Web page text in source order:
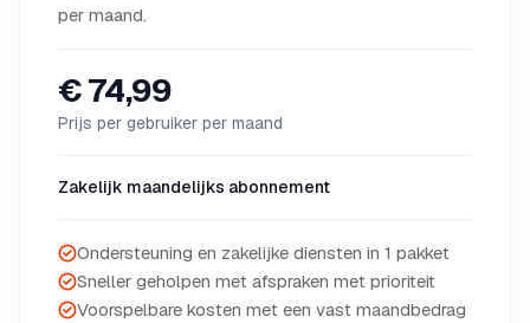
per maand.
€ 74,99
Prijs per gebruiker per maand
Zakelijk maandelijks abonnement
Ondersteuning en zakelijke diensten in 1 pakket
Sneller geholpen met afspraken met prioriteit
Voorspelbare kosten met een vast maandbedrag